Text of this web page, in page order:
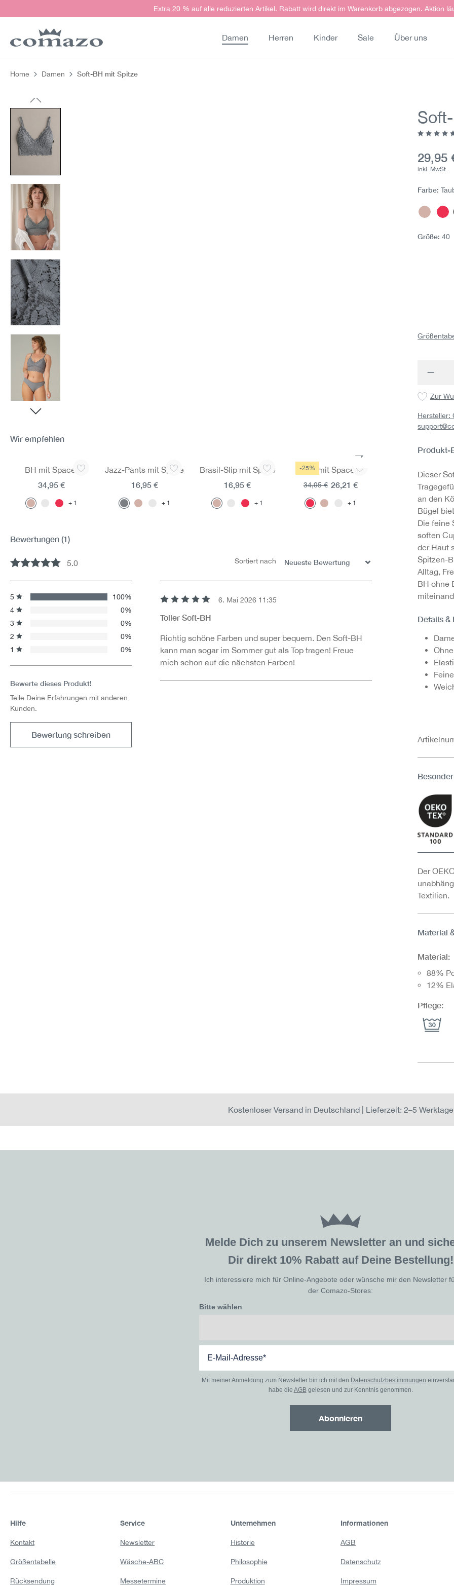
Zur Hauptnavigation springenExtra 20 % auf alle reduzierten Artikel. Rabatt wird direkt im Warenkorb abgezogen. Aktion
Damen Herren Kinder Sale Über uns
Home Damen Soft-BH mit Spitze
29,95
inkl. MwSt.
Farbe:
Pastell
Größe:40
Zur
Hersteller:
Produkt-
Dieser
an den
Bügel
Die feine
soften
der Haut
Spitzen-
Alltag,
BH ohne
Details &
Der
Textilien.
Material
Material:
88%
12%
Pflege:
Wir empfehlen
BH mit Spacer
1
34,95 €
Jazz-Pants mit Spitze
1
16,95 €
Brasil-Slip mit Spitze
1
16,95 €
-25%
BH mit Spacer
1
26,21 €
34,95 €
Jazz-Pants mit
1
12,71 €
16,95 €
Bewertungen (1)
Durchschnittliche Bewertung von 5 von 5 Sternen
5.0 Sortiert nach
5
100%
4
0%
3
0%
2
0%
1
0%
Bewerte dieses Produkt!
Teile Deine Erfahrungen mit anderen
Kunden.
Bewertung schreiben
6. Mai 2026 11:35
Toller Soft-BH
Richtig schöne Farben und super bequem. Den Soft-BH
kann man sogar im Sommer gut als Top tragen! Freue
mich schon auf die nächsten Farben!
Kostenloser Versand in Deutschland | Lieferzeit: 2–5 Werktage
Melde Dich zu unserem Newsletter an und
Dir direkt 10% Rabatt auf Deine Bestellung!
Ich interessiere mich für Online-Angebote oder wünsche mir den Newsletter
der Comazo-Stores:
Bitte wählen
Mit meiner Anmeldung zum Newsletter bin ich mit den Datenschutzbestimmungen
habe die AGBgelesen und zur Kenntnis genommen.
Abonnieren
Hilfe
Kontakt
Größentabelle
Rücksendung
Service
Newsletter
Wäsche-ABC
Messetermine
Unternehmen
Historie
Philosophie
Produktion
Informationen
AGB
Datenschutz
Impressum